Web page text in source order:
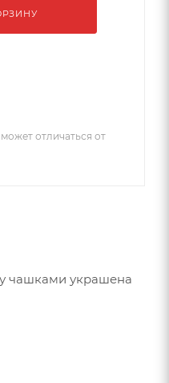
отличаться от
чашками украшена